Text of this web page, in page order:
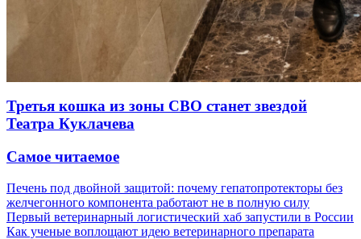
Третья кошка из зоны СВО станет звездой
Театра Куклачева
Самое читаемое
Печень под двойной защитой: почему гепатопротекторы без
желчегонного компонента работают не в полную силу
Первый ветеринарный логистический хаб запустили в России
Как ученые воплощают идею ветеринарного препарата